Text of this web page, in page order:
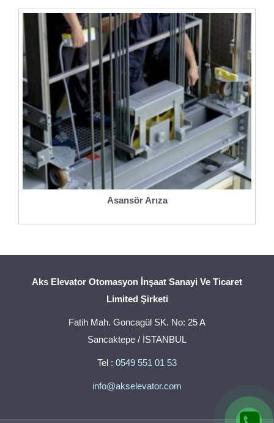
Asansör Arıza
Aks Elevator Otomasyon İnşaat Sanayi Ve Ticaret
Limited Şirketi
Fatih Mah. Goncagül SK. No: 25 A
Sancaktepe / İSTANBUL
Tel : 0549 551 01 53
info@akselevator.com